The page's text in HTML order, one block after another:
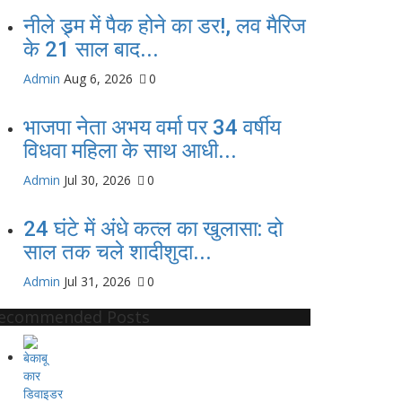
नीले ड्र्म में पैक होने का डर!, लव मैरिज
के 21 साल बाद...
Admin Aug 6, 2026 0
भाजपा नेता अभय वर्मा पर 34 वर्षीय
विधवा महिला के साथ आधी...
Admin Jul 30, 2026 0
24 घंटे में अंधे कत्ल का खुलासा: दो
साल तक चले शादीशुदा...
Admin Jul 31, 2026 0
Posts